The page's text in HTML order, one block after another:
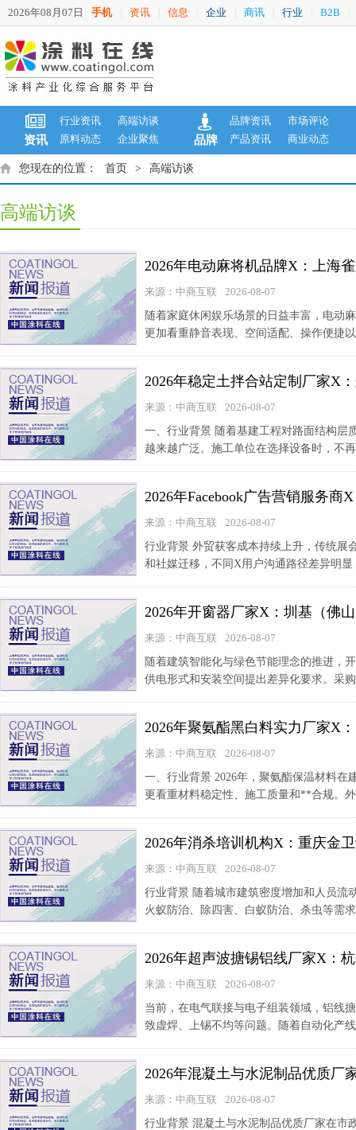
2026年08月07日 手机 资讯 信息 企业 商讯 行业 B2B
资讯
行业资讯
高端访谈
原料动态
企业聚焦 品牌
品牌资讯
市场评论
产品资讯
商业动态
您现在的位置： 首页 > 高端访谈
高端访谈
2026年电动麻将机品牌X：上海
来源：中商互联
2026-08-07
随着家庭休闲娱乐场景的日益丰富，电动
更加看重静音表现、空间适配、操作便捷
2026年稳定土拌合站定制厂家X
来源：中商互联
2026-08-07
一、行业背景 随着基建工程对路面结构层
越来越广泛。施工单位在选择设备时，不
2026年Facebook广告营销服务
来源：中商互联
2026-08-07
行业背景 外贸获客成本持续上升，传统展
和社媒迁移，不同X用户沟通路径差异明
2026年开窗器厂家X：圳基（佛
来源：中商互联
2026-08-07
随着建筑智能化与绿色节能理念的推进，
供电形式和安装空间提出差异化要求。采
2026年聚氨酯黑白料实力厂家X
来源：中商互联
2026-08-07
一、行业背景 2026年，聚氨酯保温材料
更看重材料稳定性、施工质量和**合规。
2026年消杀培训机构X：重庆金
来源：中商互联
2026-08-07
行业背景 随着城市建筑密度增加和人员流
火蚁防治、除四害、白蚁防治、杀虫等需
2026年超声波搪锡铝线厂家X：
来源：中商互联
2026-08-07
当前，在电气联接与电子组装领域，铝线
致虚焊、上锡不均等问题。随着自动化产
2026年混凝土与水泥制品优质厂
来源：中商互联
2026-08-07
行业背景 混凝土与水泥制品优质厂家在市